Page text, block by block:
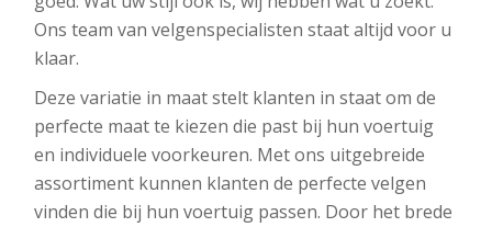
Ons team van velgenspecialisten staat altijd voor u
klaar.
Deze variatie in maat stelt klanten in staat om de
perfecte maat te kiezen die past bij hun voertuig
en individuele voorkeuren. Met ons uitgebreide
assortiment kunnen klanten de perfecte velgen
vinden die bij hun voertuig passen. Door het brede